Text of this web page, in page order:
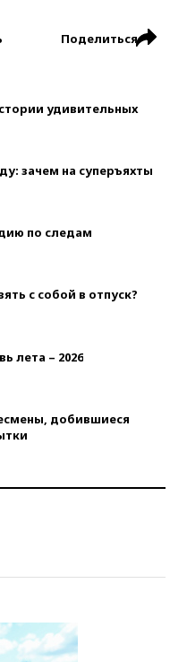
Поделиться
удивительных
зачем на суперъяхты
по следам
с собой в отпуск?
лета – 2026
добившиеся